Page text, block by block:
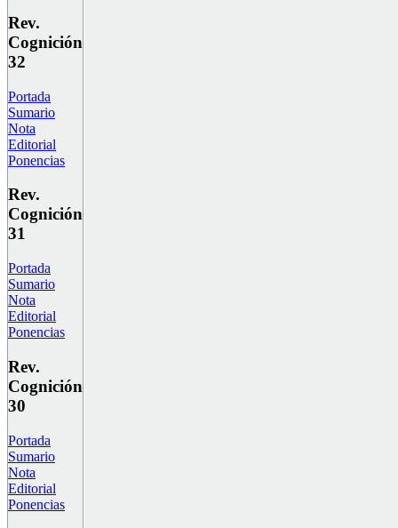
Rev.
Cognición
32
Portada
Sumario
Nota
Editorial
Ponencias
Rev.
Cognición
31
Portada
Sumario
Nota
Editorial
Ponencias
Rev.
Cognición
30
Portada
Sumario
Nota
Editorial
Ponencias